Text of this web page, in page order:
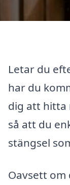
Letar du
har du
dig att hitta
så att du
stängsel
Oavsett